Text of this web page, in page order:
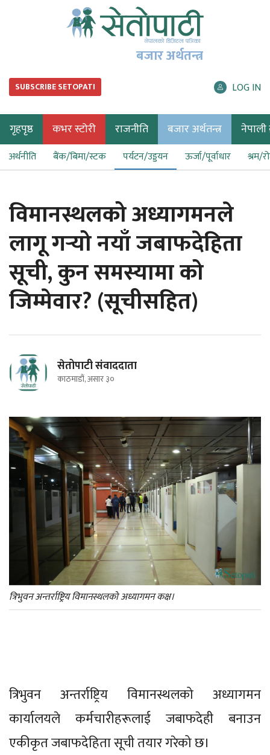
बजार अर्थतन्त्र
SUBSCRIBE SETOPATI LOG IN
गृहपृष्ठ कभर स्टोरी राजनीति बजार अर्थतन्त्र नेपाली
अर्थनीति बैंक/बिमा/स्टक पर्यटन/उड्डयन ऊर्जा/पूर्वाधार श्रम/
विमानस्थलको अध्यागमनले
लागू गर्‍यो नयाँ जबाफदेहिता
सूची, कुन समस्यामा को
जिम्मेवार? (सूचीसहित)
सेतोपाटी संवाददाता
काठमाडौं, असार ३०
त्रिभुवन अन्तर्राष्ट्रिय विमानस्थलको अध्यागमन कक्ष।
त्रिभुवन अन्तर्राष्ट्रिय विमानस्थलको अध्यागमन
कार्यालयले कर्मचारीहरूलाई जबाफदेही बनाउन
एकीकृत जबाफदेहिता सूची तयार गरेको छ।